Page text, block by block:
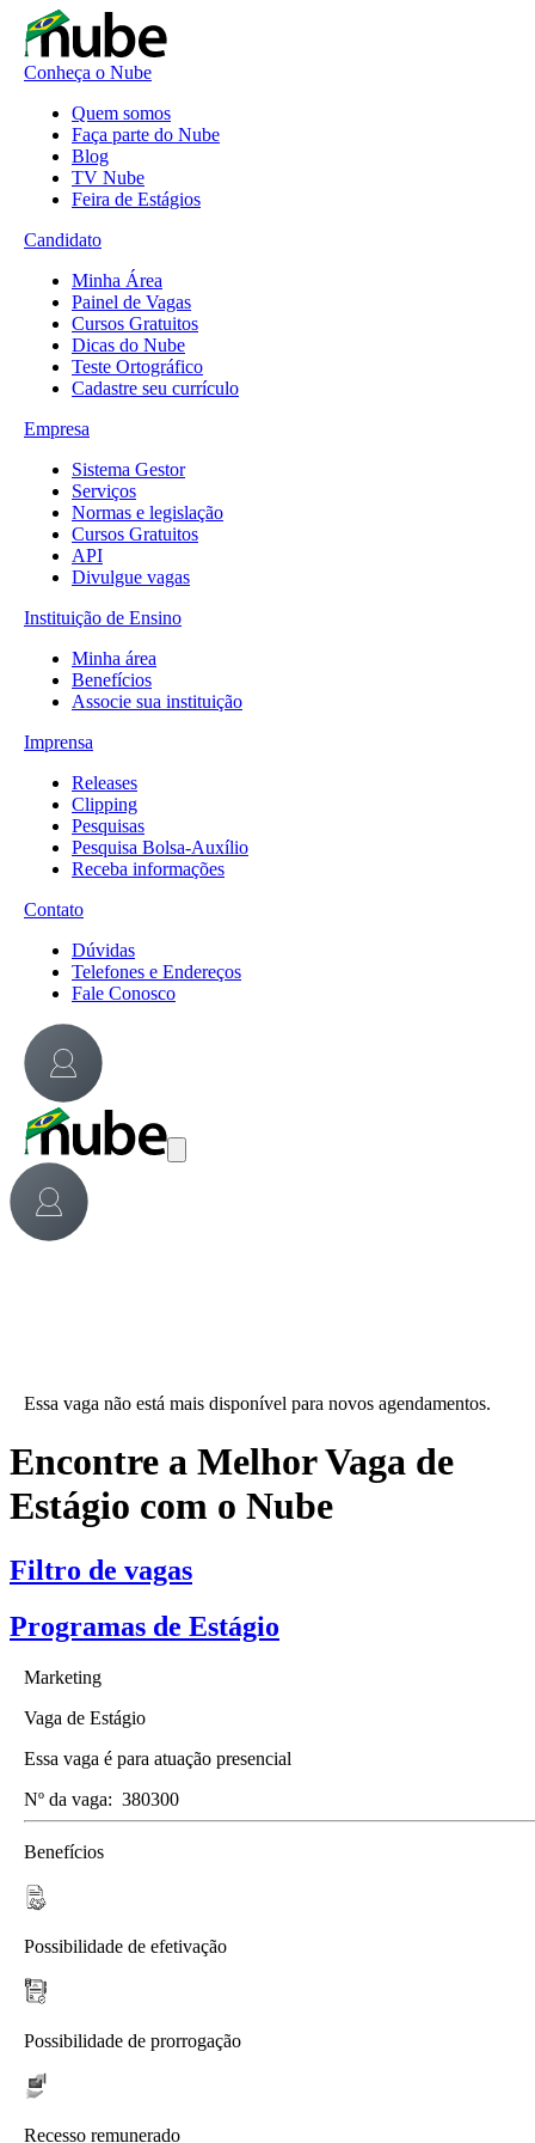
Conheça o Nube
Quem somos
Faça parte do Nube
Blog
TV Nube
Feira de Estágios
Candidato
Minha Área
Painel de Vagas
Cursos Gratuitos
Dicas do Nube
Teste Ortográfico
Cadastre seu currículo
Empresa
Sistema Gestor
Serviços
Normas e legislação
Cursos Gratuitos
API
Divulgue vagas
Instituição de Ensino
Minha área
Benefícios
Associe sua instituição
Imprensa
Releases
Clipping
Pesquisas
Pesquisa Bolsa-Auxílio
Receba informações
Contato
Dúvidas
Telefones e Endereços
Fale Conosco
Essa vaga não está mais disponível para novos agendamentos.
Encontre a Melhor Vaga de
Estágio com o Nube
Filtro de vagas
Programas de Estágio
Marketing
Vaga de Estágio
Essa vaga é para atuação presencial
Nº da vaga: 380300
Benefícios
Possibilidade de efetivação
Possibilidade de prorrogação
Recesso remunerado